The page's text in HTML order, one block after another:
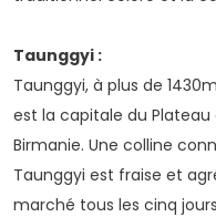
Taunggyi :
Taunggyi, à plus de
est la capitale du Plateau
Birmanie. Une colline
Taunggyi est fraise et
marché tous les cinq